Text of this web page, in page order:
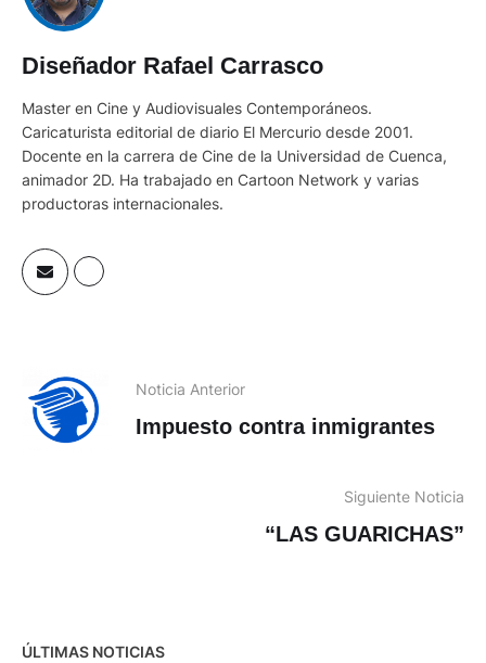
Diseñador Rafael Carrasco
Master en Cine y Audiovisuales Contemporáneos.
Caricaturista editorial de diario El Mercurio desde 2001.
Docente en la carrera de Cine de la Universidad de Cuenca,
animador 2D. Ha trabajado en Cartoon Network y varias
productoras internacionales.
Noticia Anterior
Impuesto contra inmigrantes
Siguiente Noticia
“LAS GUARICHAS”
ÚLTIMAS NOTICIAS